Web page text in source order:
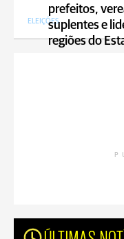
prefeitos,
suplentes e
regiões do
ELEIÇÕES